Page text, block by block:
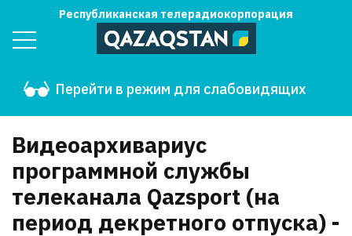
Республиканская телерадиокорпорация
Перейти в режим для слабовидящих
Видеоархивариус
программной службы
телеканала Qazsport (на
период декретного отпуска) -